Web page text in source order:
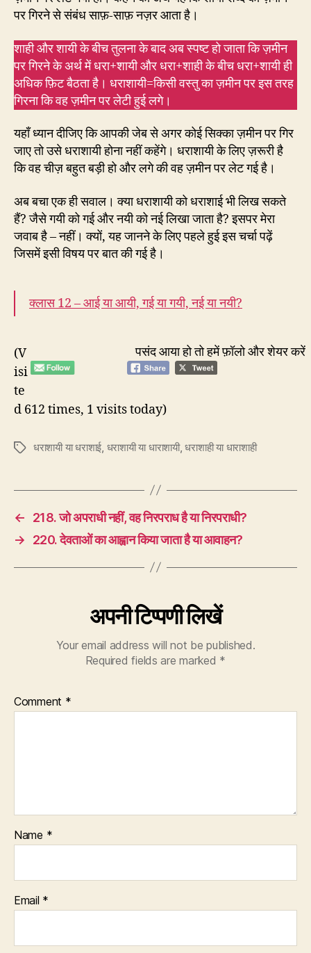
पर गिरने से संबंध साफ़-साफ़ नज़र आता है।
शाही और शायी के बीच तुलना के बाद अब स्पष्ट हो जाता कि ज़मीन
पर गिरने के अर्थ में धरा+शायी और धरा+शाही के बीच धरा+शायी ही
अधिक फ़िट बैठता है। धराशायी=किसी वस्तु का ज़मीन पर इस तरह
गिरना कि वह ज़मीन पर लेटी हुई लगे।
यहाँ ध्यान दीजिए कि आपकी जेब से अगर कोई सिक्का ज़मीन पर गिर
जाए तो उसे धराशायी होना नहीं कहेंगे। धराशायी के लिए ज़रूरी है
कि वह चीज़ बहुत बड़ी हो और लगे की वह ज़मीन पर लेट गई है।
अब बचा एक ही सवाल। क्या धराशायी को धराशाई भी लिख सकते
हैं? जैसे गयी को गई और नयी को नई लिखा जाता है? इसपर मेरा
जवाब है – नहीं। क्यों, यह जानने के लिए पहले हुई इस चर्चा पढ़ें
जिसमें इसी विषय पर बात की गई है।
क्लास 12 – आई या आयी, गई या गयी, नई या नयी?
पसंद आया हो तो हमें फ़ॉलो और शेयर करें
(V
isi
te
d 612 times, 1 visits today)
Tagsधराशायी या धराशाई, धराशायी या धाराशायी,धराशाही या धाराशाही
←
218. जो अपराधी नहीं, वह निरपराध है या निरपराधी?
→
220. देवताओं का आह्वान किया जाता है या आवाहन?
अपनी टिप्पणी लिखें
Your email address will not be published.
Required fields are marked *
Comment *
Name *
Email *